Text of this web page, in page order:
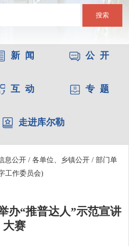
搜索
新 闻 公 开
互 动 专 题
走进库尔勒
息公开 / 各单位、乡镇公开 / 部门单
工作委员会)
办“推普达人”示范宣讲
大赛